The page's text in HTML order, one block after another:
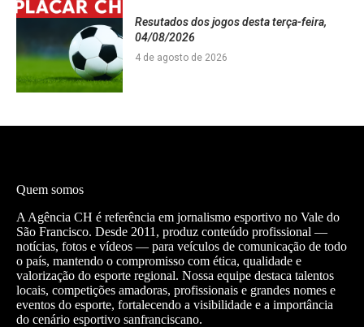
Resutados dos jogos desta terça-feira,
04/08/2026
4 de agosto de 2026
Quem somos
A Agência CH é referência em jornalismo esportivo no Vale do
São Francisco. Desde 2011, produz conteúdo profissional —
notícias, fotos e vídeos — para veículos de comunicação de todo
o país, mantendo o compromisso com ética, qualidade e
valorização do esporte regional. Nossa equipe destaca talentos
locais, competições amadoras, profissionais e grandes nomes e
eventos do esporte, fortalecendo a visibilidade e a importância
do cenário esportivo sanfranciscano.